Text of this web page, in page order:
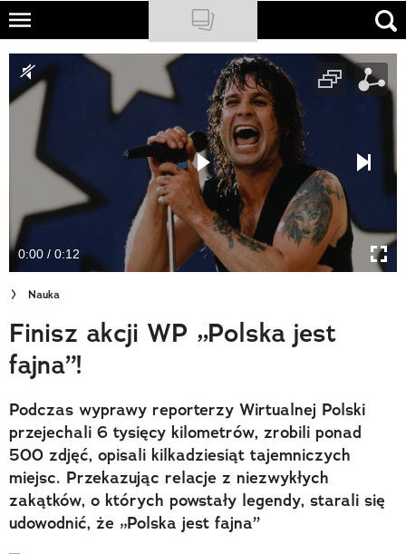
Skip
main
content
NATIONAL GEOGRAPHIC
TRAVELER
PODCASTY
Newsletter
Cuda Polski
Wielki Konkurs Fotograficzny
Trendbook Podróżniczy
Polecane
0:00 / 0:12
Nauka
Finisz akcji WP „Polska jest
fajna”!
Podczas wyprawy reporterzy Wirtualnej Polski
przejechali 6 tysięcy kilometrów, zrobili ponad
500 zdjęć, opisali kilkadziesiąt tajemniczych
miejsc. Przekazując relacje z niezwykłych
zakątków, o których powstały legendy, starali się
udowodnić, że „Polska jest fajna”